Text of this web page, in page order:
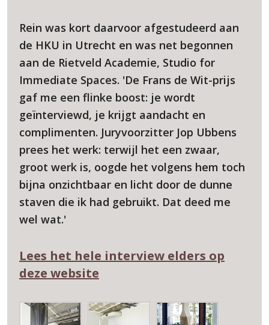
Rein was kort daarvoor afgestudeerd aan
de HKU in Utrecht en was net begonnen
aan de Rietveld Academie, Studio for
Immediate Spaces. 'De Frans de Wit-prijs
gaf me een flinke boost: je wordt
geïnterviewd, je krijgt aandacht en
complimenten. Juryvoorzitter Jop Ubbens
prees het werk: terwijl het een zwaar,
groot werk is, oogde het volgens hem toch
bijna onzichtbaar en licht door de dunne
staven die ik had gebruikt. Dat deed me
wel wat.'
Lees het hele interview elders op
deze website